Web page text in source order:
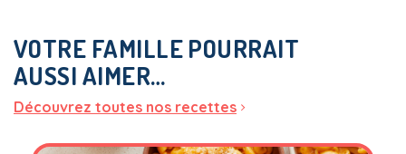
Le
VOTRE FAMILLE POURRAIT
AUSSI AIMER…
Découvrez toutes nos recettes